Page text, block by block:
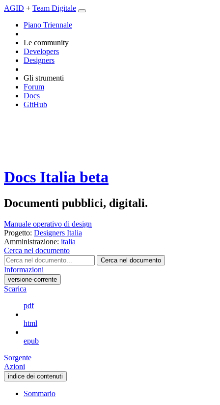
AGID + Team Digitale
Piano Triennale
Le community
Developers
Designers
Gli strumenti
Forum
Docs
GitHub
Docs Italia beta
Documenti pubblici, digitali.
Manuale operativo di design
Progetto: Designers Italia
Amministrazione: italia
Cerca nel documento
Cerca nel documento
Informazioni
versione-corrente
Scarica
pdf
html
epub
Sorgente
Azioni
indice dei contenuti
Sommario